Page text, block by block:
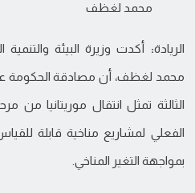
محمد لغظف
الريادة: أكدت وزيرة البيئة
محمد لغظف، أن مصادقة الحكومة
الثالثة تمثل انتقال موريتانيا من
الفعلي لمشاريع مناخية قابلة
بمواجهة التغير المناخي.